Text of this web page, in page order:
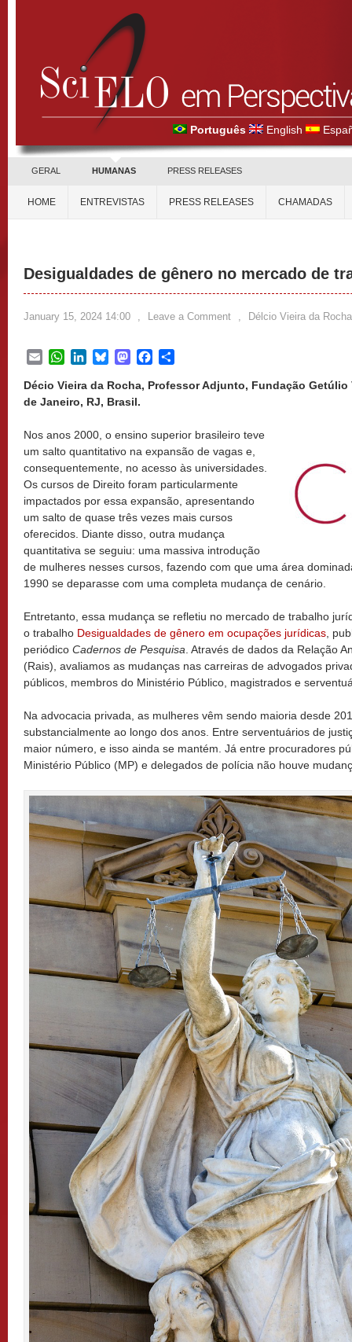
Português English
GERAL HUMANAS PRESS RELEASES
HOME ENTREVISTAS PRESS RELEASES CHAMADAS
Desigualdades de gênero no mercado de
January 15, 2024 14:00 , Leave a Comment , Délcio Vieira da Rocha
EmailWhatsApp
LinkedInBlueskyMastodonFacebook
Décio Vieira da Rocha, Professor Adjunto, Fundação Getúlio
de Janeiro, RJ, Brasil.
Nos anos 2000, o ensino superior brasileiro teve
um salto quantitativo na expansão de vagas e,
consequentemente, no acesso às universidades.
Os cursos de Direito foram particularmente
impactados por essa expansão, apresentando
um salto de quase três vezes mais cursos
oferecidos. Diante disso, outra mudança
quantitativa se seguiu: uma massiva introdução
de mulheres nesses cursos, fazendo com que uma área
1990 se deparasse com uma completa mudança de cenário.
Entretanto, essa mudança se refletiu no mercado de trabalho
o trabalho Desigualdades de gênero em ocupações jurídicas ,
periódico Cadernos de Pesquisa . Através de dados da Relação
(Rais), avaliamos as mudanças nas carreiras de advogados
públicos, membros do Ministério Público, magistrados e
Na advocacia privada, as mulheres vêm sendo maioria desde
substancialmente ao longo dos anos. Entre serventuários de
maior número, e isso ainda se mantém. Já entre procuradores
Ministério Público (MP) e delegados de polícia não houve